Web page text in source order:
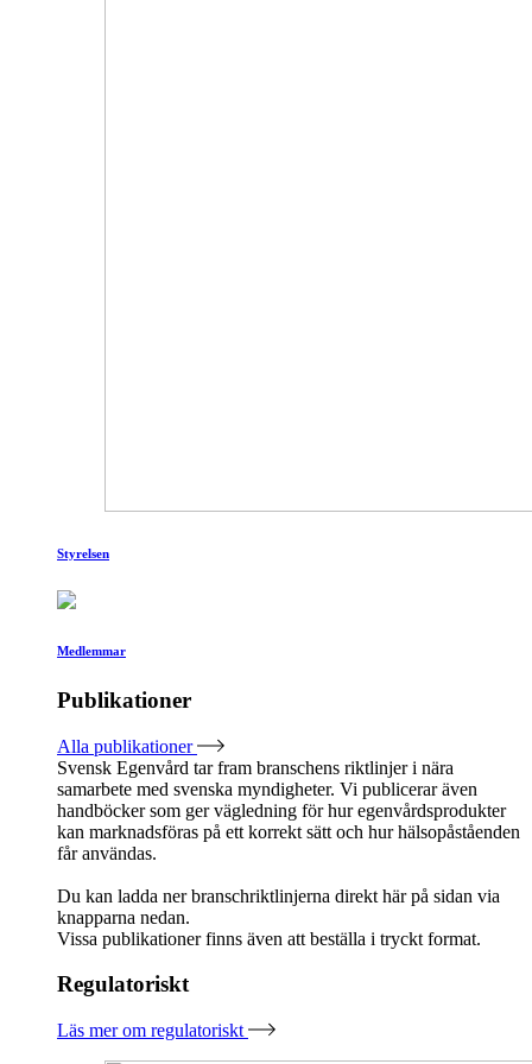
Styrelsen
Medlemmar
Publikationer
Alla publikationer
Svensk Egenvård tar fram branschens riktlinjer i nära
samarbete med svenska myndigheter. Vi publicerar även
handböcker som ger vägledning för hur egenvårdsprodukter
kan marknadsföras på ett korrekt sätt och hur hälsopåståenden
får användas.
Du kan ladda ner branschriktlinjerna direkt här på sidan via
knapparna nedan.
Vissa publikationer finns även att beställa i tryckt format.
Regulatoriskt
Läs mer om regulatoriskt